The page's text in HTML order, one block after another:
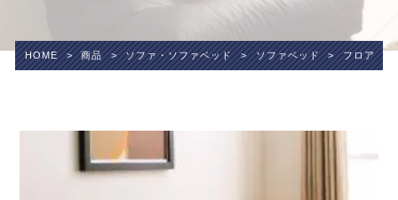
HOME > 商品 > ソファ・ソファベッド > ソファベッド > フロアソ